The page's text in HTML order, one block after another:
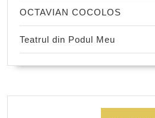
OCTAVIAN COCOLOS
Teatrul din Podul Meu